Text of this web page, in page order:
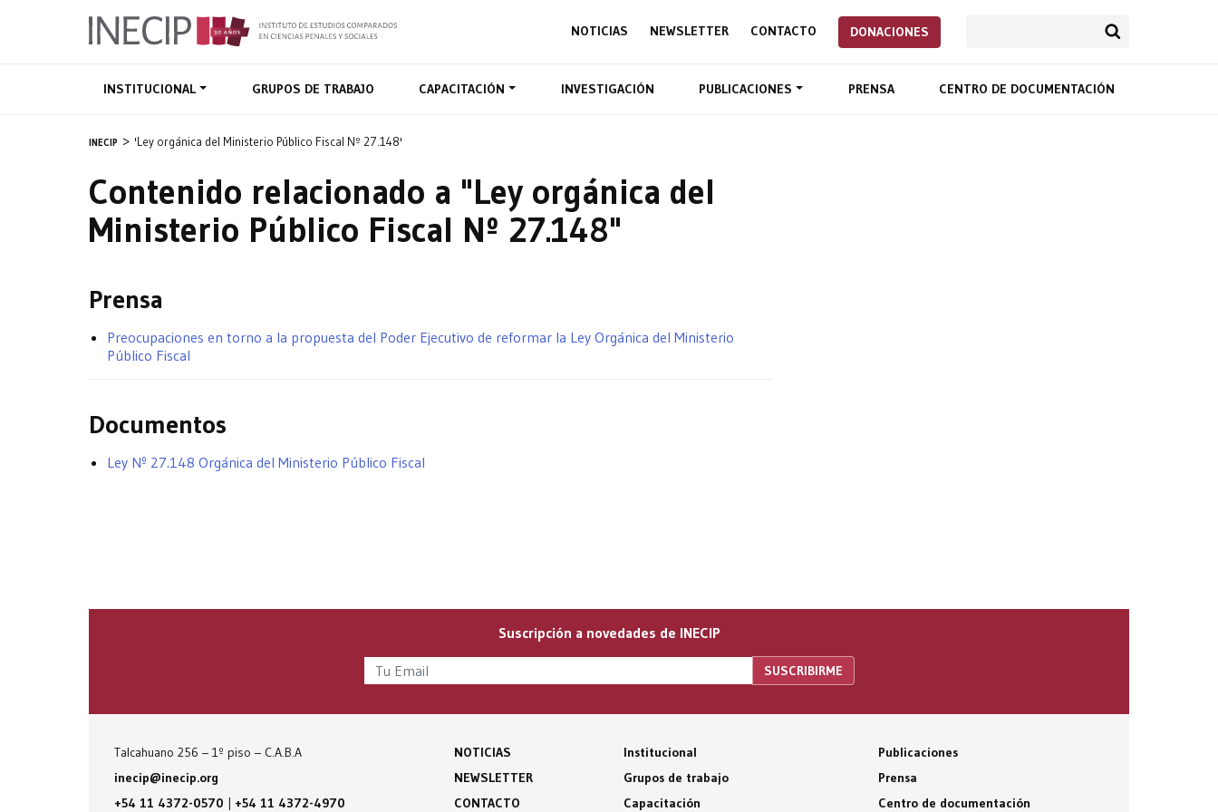
NOTICIAS NEWSLETTER CONTACTO DONACIONES
INSTITUCIONAL GRUPOS DE TRABAJO CAPACITACIÓN INVESTIGACIÓN PUBLICACIONES PRENSA CENTRO DE DOCUMENTACIÓN
INECIP 'Ley orgánica del Ministerio Público Fiscal Nº 27.148'
Contenido relacionado a "Ley orgánica del
Ministerio Público Fiscal Nº 27.148"
Prensa
Preocupaciones en torno a la propuesta del Poder Ejecutivo de reformar la Ley Orgánica del Ministerio
Público Fiscal
Documentos
Ley Nº 27.148 Orgánica del Ministerio Público Fiscal
Suscripción a novedades de INECIP
Talcahuano 256 – 1º piso – C.A.B.A
inecip@inecip.org
+54 11 4372-0570 | +54 11 4372-4970
NOTICIAS
NEWSLETTER
CONTACTO
Institucional
Grupos de trabajo
Capacitación
Publicaciones
Prensa
Centro de documentación